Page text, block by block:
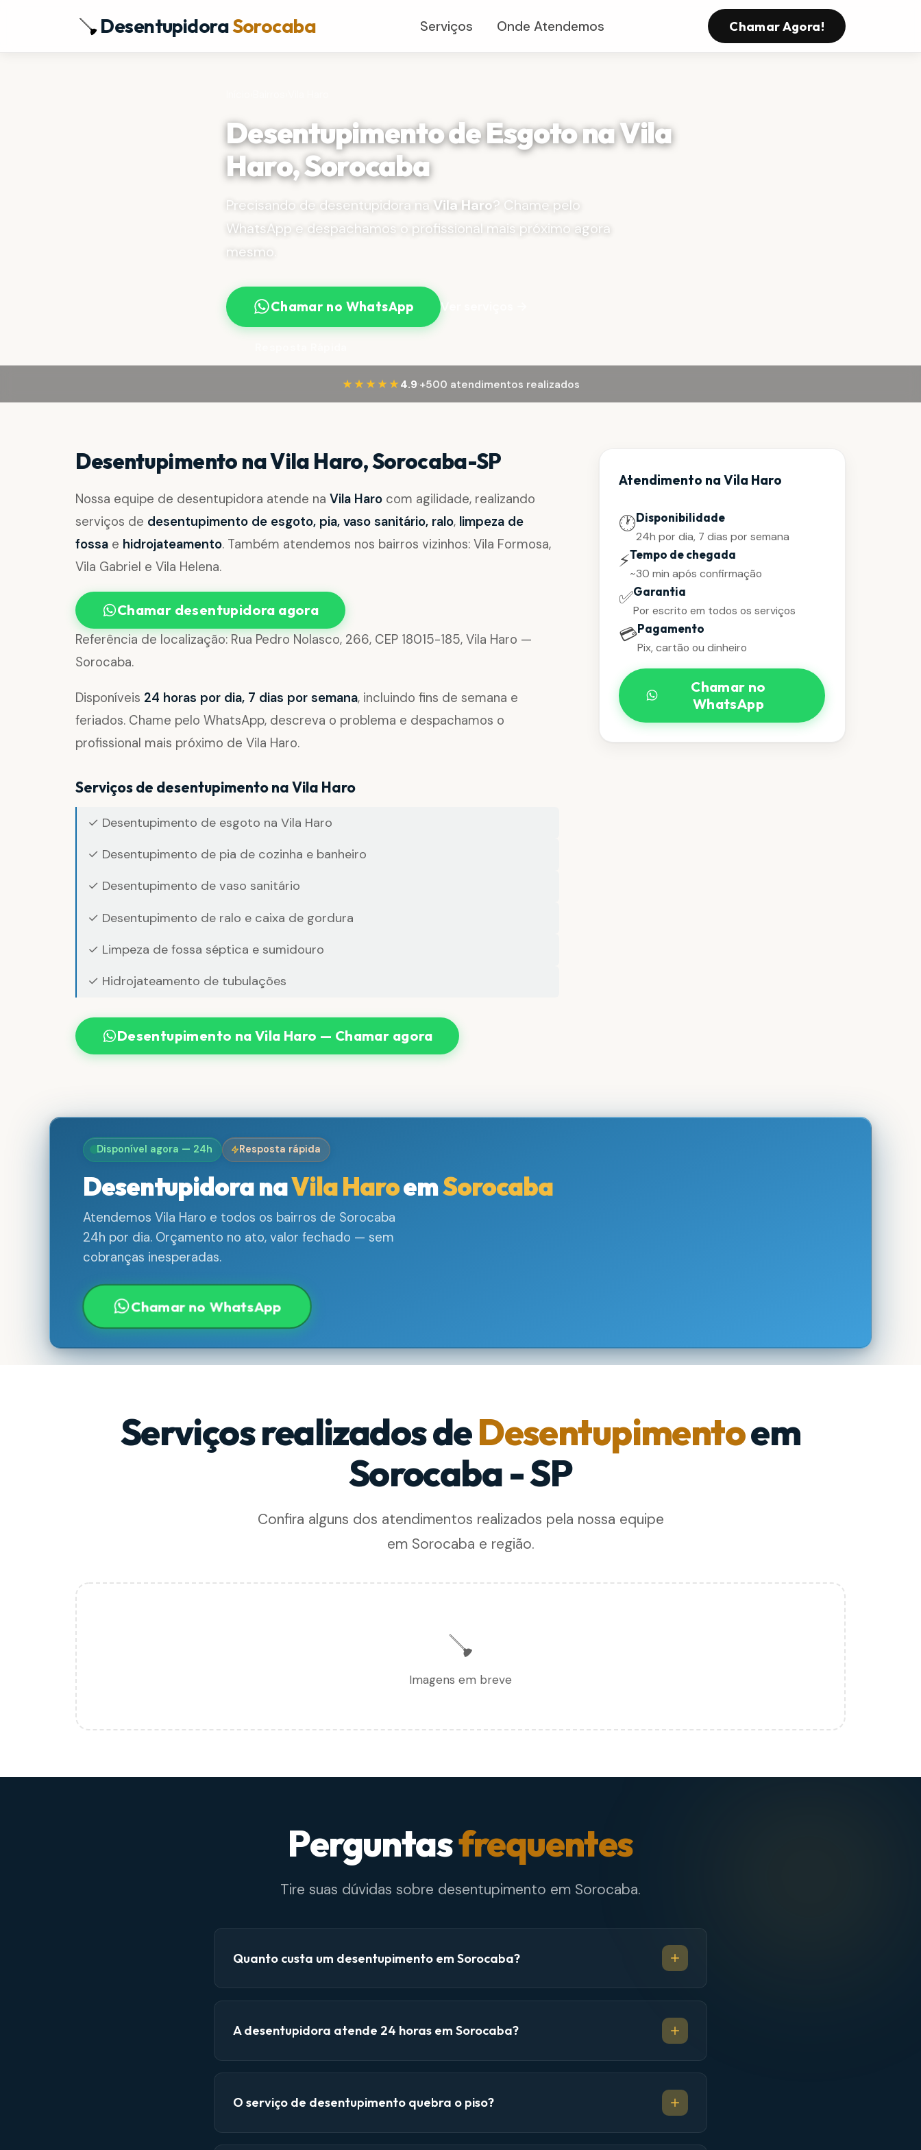
DesentupidoraSorocaba Serviços Onde Atendemos Chamar Agora!
Desentupimento de Esgoto na Vila
Haro, Sorocaba
Precisando de desentupidora na Vila Haro? Chame pelo
WhatsApp e despachamos o profissional mais próximo agora
mesmo.
Chamar no WhatsApp Ver serviços →
★★★★★ 4.9·+500 atendimentos realizados
Desentupimento na Vila Haro, Sorocaba-SP
Nossa equipe de desentupidora atende naVila Haro com agilidade, realizando
serviços de desentupimento de esgoto, pia, vaso sanitário, ralo, limpeza de
fossa e hidrojateamento. Também atendemos nos bairros vizinhos: Vila Formosa,
Vila Gabriel e Vila Helena.
Chamar desentupidora agora
Referência de localização: Rua Pedro Nolasco, 266, CEP 18015-185, Vila Haro —
Sorocaba.
Disponíveis 24 horas por dia, 7 dias por semana, incluindo fins de semana e
feriados. Chame pelo WhatsApp, descreva o problema e despachamos o
profissional mais próximo de Vila Haro.
Serviços de desentupimento na Vila Haro
✓ Desentupimento de esgoto na Vila Haro
✓ Desentupimento de pia de cozinha e banheiro
✓ Desentupimento de vaso sanitário
✓ Desentupimento de ralo e caixa de gordura
✓ Limpeza de fossa séptica e sumidouro
✓ Hidrojateamento de tubulações
Desentupimento na Vila Haro — Chamar agora
Atendimento na Vila Haro
🕐Disponibilidade
24h por dia, 7 dias por semana
⚡Tempo de chegada
~30 min após confirmação
✅Garantia
Por escrito em todos os serviços
💳Pagamento
Pix, cartão ou dinheiro
Chamar no
WhatsApp
Disponível agora — 24h Resposta rápida
Desentupidora naVila HaroemSorocaba
Atendemos Vila Haro e todos os bairros de Sorocaba
24h por dia. Orçamento no ato, valor fechado — sem
cobranças inesperadas.
Chamar no WhatsApp
Serviços realizados deDesentupimentoem
Sorocaba - SP
Confira alguns dos atendimentos realizados pela nossa equipe
em Sorocaba e região.
🪠
Imagens em breve
Perguntasfrequentes
Tire suas dúvidas sobre desentupimento em Sorocaba.
Quanto custa um desentupimento em Sorocaba?
A desentupidora atende 24 horas em Sorocaba?
O serviço de desentupimento quebra o piso?